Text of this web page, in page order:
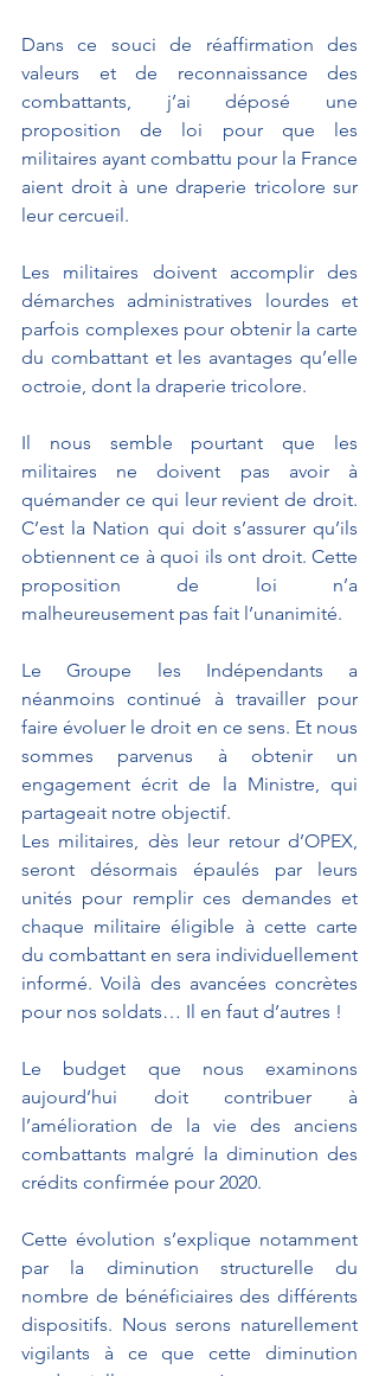
Dans ce souci de réaffirmation des
valeurs et de reconnaissance des
combattants, j’ai déposé une
proposition de loi pour que les
militaires ayant combattu pour la France
aient droit à une draperie tricolore sur
leur cercueil.
Les militaires doivent accomplir des
démarches administratives lourdes et
parfois complexes pour obtenir la carte
du combattant et les avantages qu’elle
octroie, dont la draperie tricolore.
Il nous semble pourtant que les
militaires ne doivent pas avoir à
quémander ce qui leur revient de droit.
C’est la Nation qui doit s’assurer qu’ils
obtiennent ce à quoi ils ont droit. Cette
proposition de loi n’a
malheureusement pas fait l’unanimité.
Le Groupe les Indépendants a
néanmoins continué à travailler pour
faire évoluer le droit en ce sens. Et nous
sommes parvenus à obtenir un
engagement écrit de la Ministre, qui
partageait notre objectif.
Les militaires, dès leur retour d’OPEX,
seront désormais épaulés par leurs
unités pour remplir ces demandes et
chaque militaire éligible à cette carte
du combattant en sera individuellement
informé. Voilà des avancées concrètes
pour nos soldats… Il en faut d’autres !
Le budget que nous examinons
aujourd’hui doit contribuer à
l’amélioration de la vie des anciens
combattants malgré la diminution des
crédits confirmée pour 2020.
Cette évolution s’explique notamment
par la diminution structurelle du
nombre de bénéficiaires des différents
dispositifs. Nous serons naturellement
vigilants à ce que cette diminution